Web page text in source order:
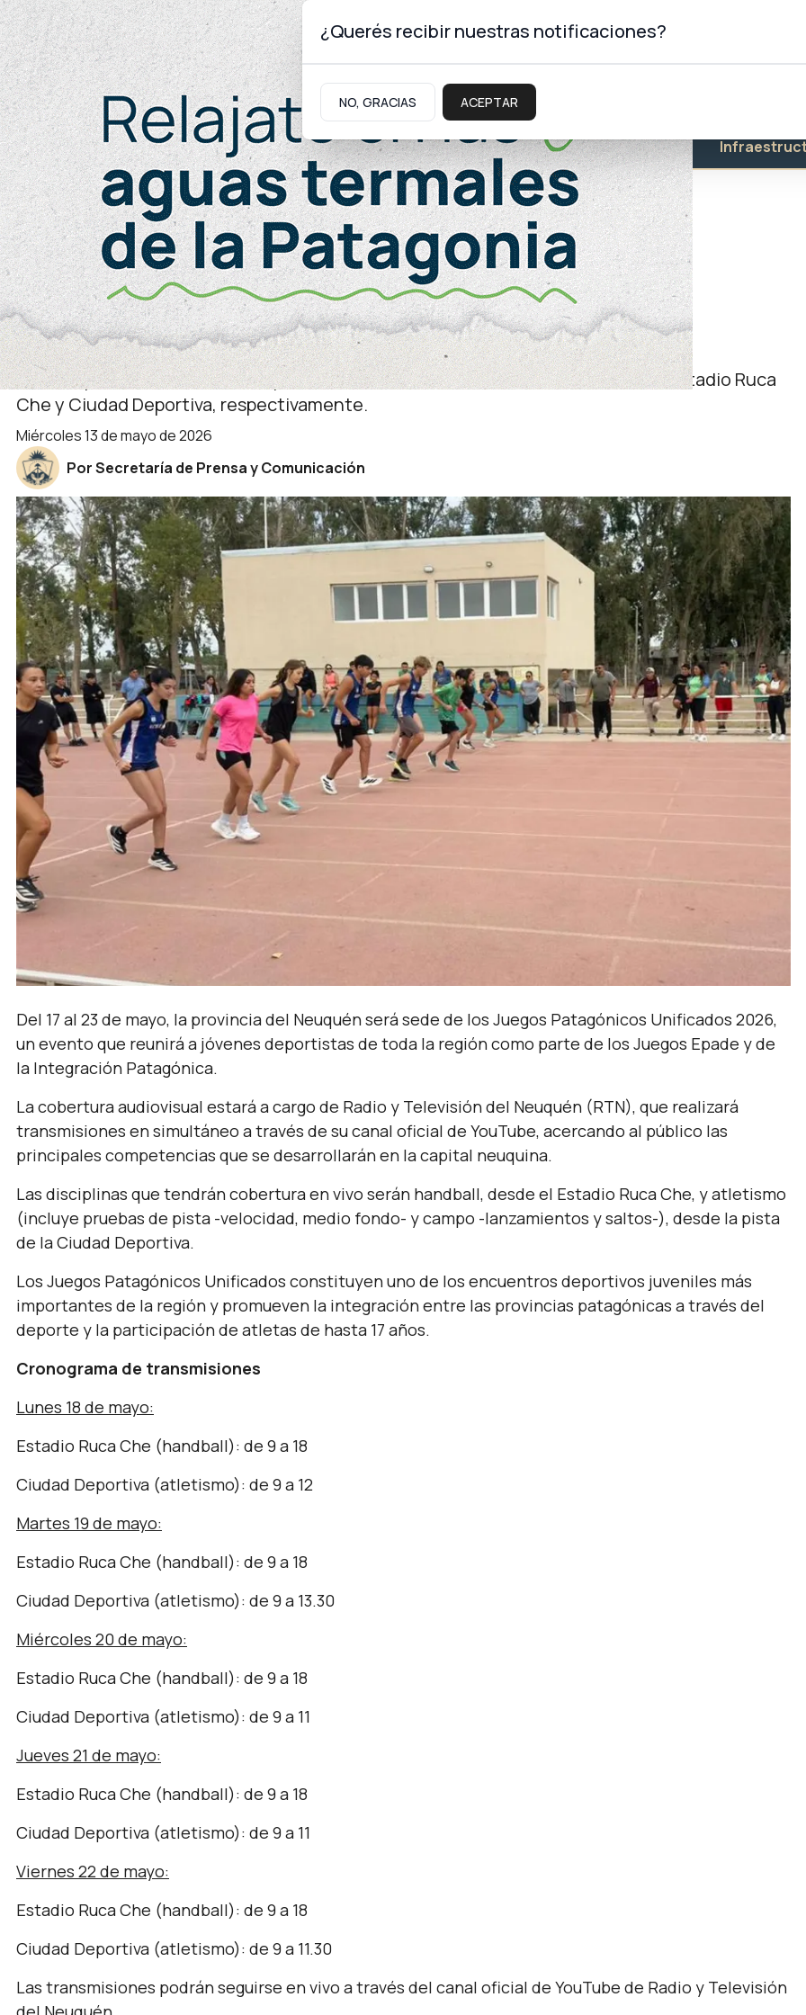
Domingo 9deAgostode 2026
Neuquinidad Gabinete Turismo Educación Salud
Gabinete
Por YouTube
RTN transmitirá los Juegos Patagónicos
Unificados
Las competencias de handball y atletismo tendrán cobertura en vivo, desde el Estadio Ruca
Che y Ciudad Deportiva, respectivamente.
miércoles 13 de mayo de 2026
Por Secretaría de Prensa y Comunicación
Del 17 al 23 de mayo, la provincia del Neuquén será sede de los Juegos Patagónicos Unificados 2026,
un evento que reunirá a jóvenes deportistas de toda la región como parte de los Juegos Epade y de
la Integración Patagónica.
La cobertura audiovisual estará a cargo de Radio y Televisión del Neuquén (RTN), que realizará
transmisiones en simultáneo a través de su canal oficial de YouTube, acercando al público las
principales competencias que se desarrollarán en la capital neuquina.
Las disciplinas que tendrán cobertura en vivo serán handball, desde el Estadio Ruca Che, y atletismo
(incluye pruebas de pista -velocidad, medio fondo- y campo -lanzamientos y saltos-), desde la pista
de la Ciudad Deportiva.
Los Juegos Patagónicos Unificados constituyen uno de los encuentros deportivos juveniles más
importantes de la región y promueven la integración entre las provincias patagónicas a través del
deporte y la participación de atletas de hasta 17 años.
Cronograma de transmisiones
Lunes 18 de mayo:
Estadio Ruca Che (handball): de 9 a 18
Ciudad Deportiva (atletismo): de 9 a 12
Martes 19 de mayo:
Estadio Ruca Che (handball): de 9 a 18
Ciudad Deportiva (atletismo): de 9 a 13.30
Miércoles 20 de mayo:
Estadio Ruca Che (handball): de 9 a 18
Ciudad Deportiva (atletismo): de 9 a 11
Jueves 21 de mayo:
Estadio Ruca Che (handball): de 9 a 18
Ciudad Deportiva (atletismo): de 9 a 11
Viernes 22 de mayo:
Estadio Ruca Che (handball): de 9 a 18
Ciudad Deportiva (atletismo): de 9 a 11.30
Las transmisiones podrán seguirse en vivo a través del canal oficial de YouTube de Radio y Televisión
¿Querés recibir nuestras notificaciones?
NO, GRACIAS ACEPTAR